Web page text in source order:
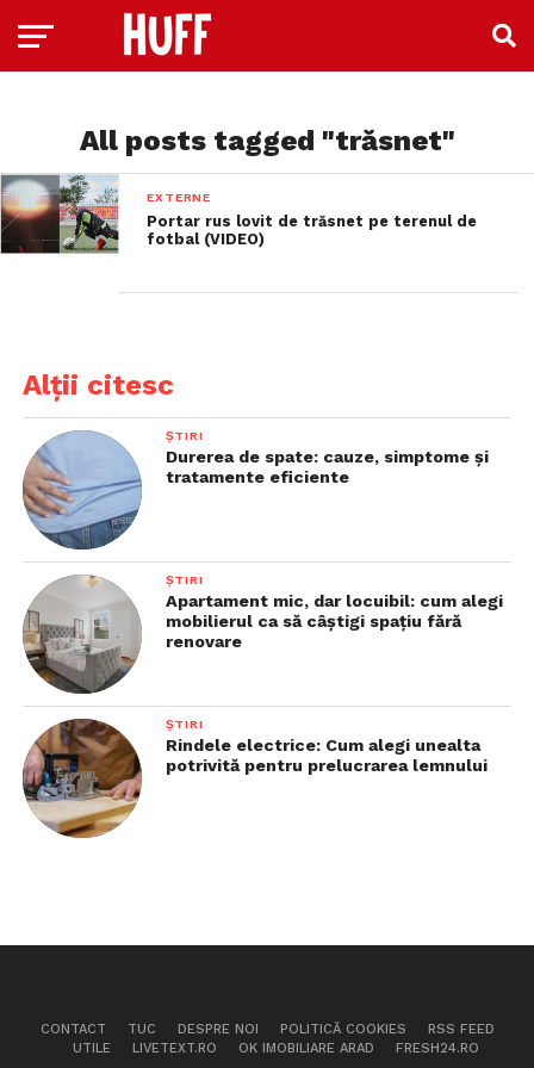
All posts tagged "trăsnet"
EXTERNE
Portar rus lovit de trăsnet pe terenul de
fotbal (VIDEO)
Alții citesc
ȘTIRI
Durerea de spate: cauze, simptome și
tratamente eficiente
ȘTIRI
Apartament mic, dar locuibil: cum alegi
mobilierul ca să câștigi spațiu fără
renovare
ȘTIRI
Rindele electrice: Cum alegi unealta
potrivită pentru prelucrarea lemnului
CONTACT TUC DESPRE NOI POLITICĂ COOKIES
RSS FEED
UTILE
LIVETEXT.RO OK IMOBILIARE ARAD FRESH24.RO